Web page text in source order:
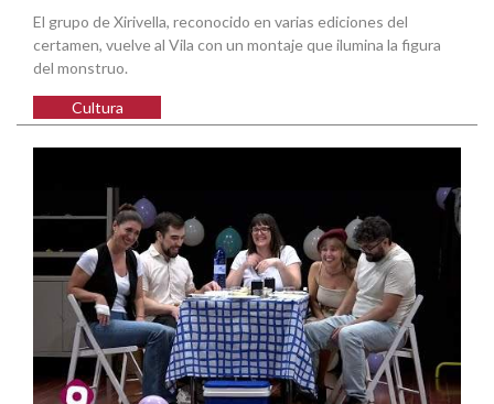
El grupo de Xirivella, reconocido en varias ediciones del
certamen, vuelve al Vila con un montaje que ilumina la figura
del monstruo.
Cultura